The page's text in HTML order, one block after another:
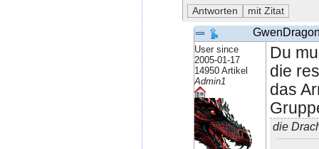
User since
2005-01-17
14950 Artikel
Admin1
Du
die
das
die